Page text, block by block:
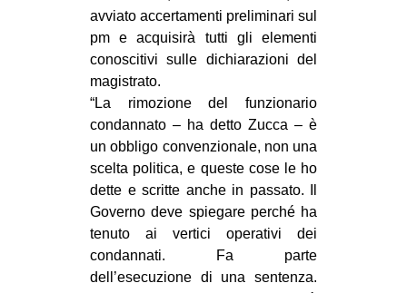
avviato accertamenti preliminari sul
pm e acquisirà tutti gli elementi
conoscitivi sulle dichiarazioni del
magistrato.
“La rimozione del funzionario
condannato – ha detto Zucca – è
un obbligo convenzionale, non una
scelta politica, e queste cose le ho
dette e scritte anche in passato. Il
Governo deve spiegare perché ha
tenuto ai vertici operativi dei
condannati. Fa parte
dell’esecuzione di una sentenza.